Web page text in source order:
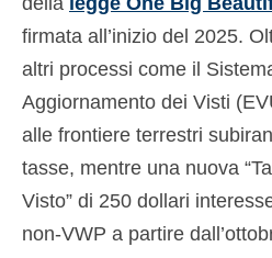
Slovenščina(
Español Spagnolo
Svenska( Svedese)
firmata all’inizio del 2025.
altri processi come il
Aggiornamento dei Visti
alle frontiere terrestri
tasse, mentre una nuova
Visto” di 250 dollari
non-VWP a partire